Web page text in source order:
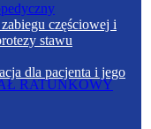
RATUNKOWY
częściowej i
stawu
dla pacjenta i jego